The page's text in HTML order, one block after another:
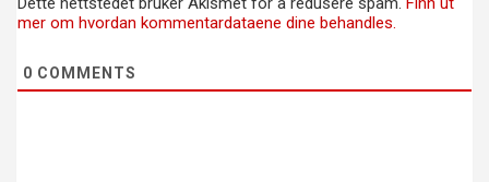
mer om hvordan kommentardataene dine behandles.
0 COMMENTS